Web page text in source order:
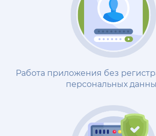
Работа приложения без
персональных